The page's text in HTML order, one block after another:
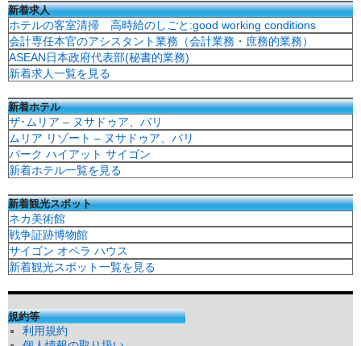
新着求人
ホテルの客室清掃 高時給のしごと:good working conditions
会計専任本官のアシスタント業務（会計業務・庶務的業務）
ASEAN日本政府代表部(秘書的業務)
新着求人一覧を見る
新着ホテル
ザ･ムリア – ヌサドゥア、バリ
ムリア リゾート – ヌサドゥア、バリ
パーク ハイアット サイゴン
新着ホテル一覧を見る
新着観光スポット
ネカ美術館
戦争証跡博物館
サイゴン オペラ ハウス
新着観光スポット一覧を見る
規約等
利用規約